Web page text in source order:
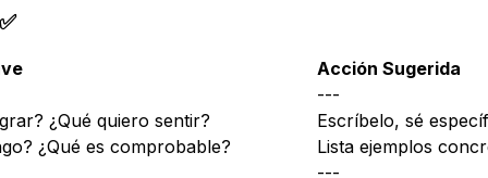
Acción Sugerida
---
¿Qué quiero sentir?
Escríbelo, sé
¿Qué es comprobable?
Lista ejemplos
---